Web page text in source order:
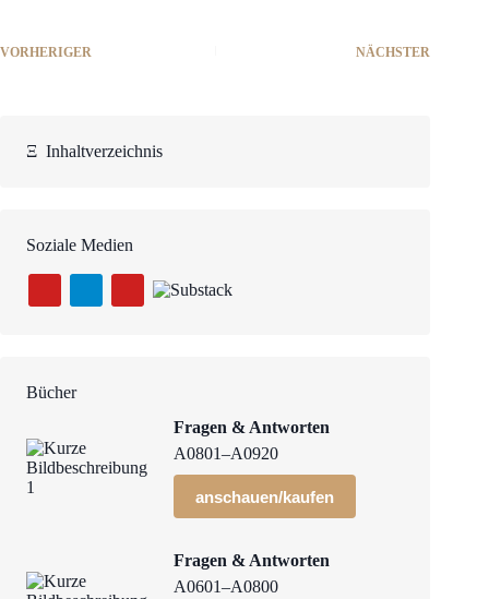
VORHERIGER NÄCHSTER
Ξ Inhaltverzeichnis
Soziale Medien
Bücher
Fragen & Antworten
A0801–A0920
anschauen/kaufen
Fragen & Antworten
A0601–A0800